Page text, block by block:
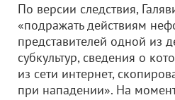
По версии следствия,
«подражать действиям
представителей одной из
субкультур, сведения о
из сети интернет,
при нападении». На